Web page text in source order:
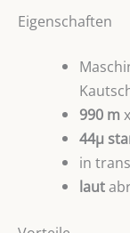
Eigenschaften
990 m
44µ
in
laut